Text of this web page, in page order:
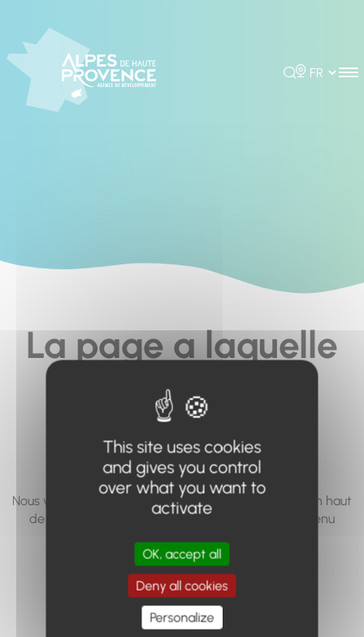
Rechercher
Choisir la
La page a laquelle
vous cherchez à
accéder n'existe
pas... ou plus.
Nous vous invitons à utiliser le moteur de recherche en haut
de page, ou à utiliser le menu pour trouver le contenu
Retour à l'accueil
This site uses cookies
and gives you control
over what you want to
activate
OK, accept all
Deny all cookies
Personalize